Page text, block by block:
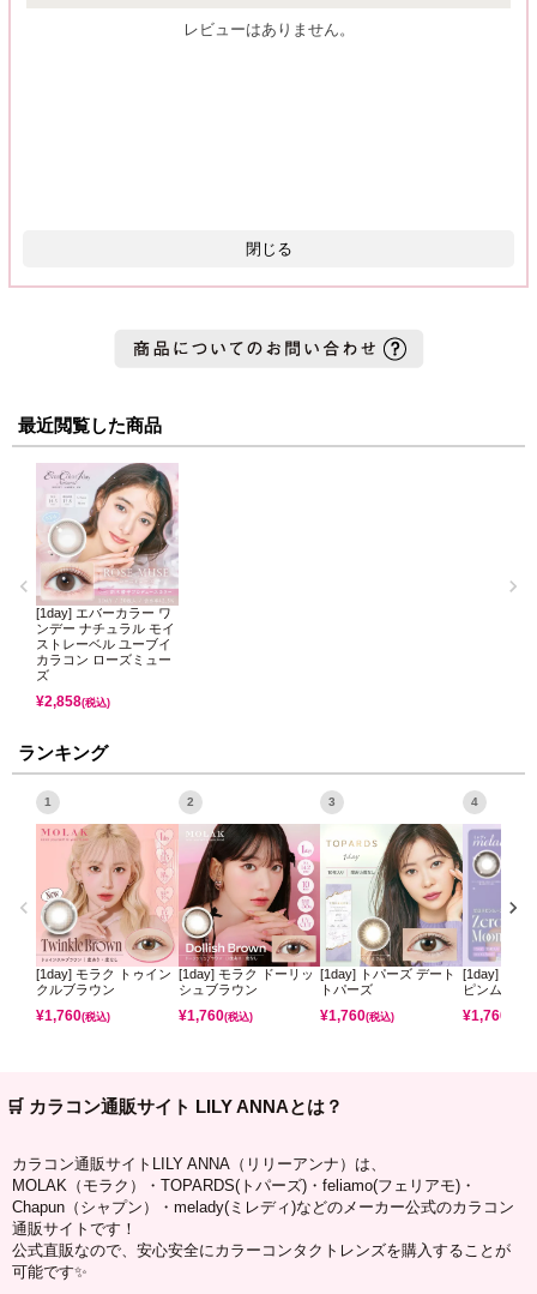
レビューはありません。
閉じる
最近閲覧した商品
[1day] エバーカラー ワ
ンデー ナチュラル モイ
ストレーベル ユーブイ
カラコン ローズミュー
ズ
¥2,858(税込)
ランキング
1
[1day] モラク トゥイン
クルブラウン
¥1,760(税込)
2
[1day] モラク ドーリッ
シュブラウン
¥1,760(税込)
3
[1day] トパーズ デート
トパーズ
¥1,760(税込)
4
[1day] ミレ
ピンムーン
¥1,760
🛒 カラコン通販サイト LILY ANNAとは？
カラコン通販サイトLILY ANNA（リリーアンナ）は、
MOLAK（モラク）・TOPARDS(トパーズ)・feliamo(フェリアモ)・
Chapun（シャプン）・melady(ミレディ)などのメーカー公式のカラコン
通販サイトです！
公式直販なので、安心安全にカラーコンタクトレンズを購入することが
可能です✨